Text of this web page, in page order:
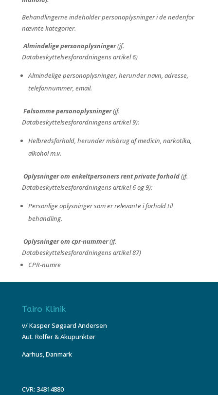
Behandlingerne indeholder personoplysninger i de nedenfor
nævnte kategorier.
Almindelige personoplysninger(jf.
Databeskyttelsesforordningens artikel 6)
Almindelige personoplysninger, herunder navn, adresse,
telefonnummer, email.
Følsomme personoplysninger(jf.
Databeskyttelsesforordningens artikel 9):
Helbredsforhold, herunder misbrug af medicin, narkotika,
alkohol m.v.
Oplysninger om enkeltpersoners rent private forhold(jf.
Databeskyttelsesforordningens artikel 6 og 9):
Personlige oplysninger som er relevante i forhold til
behandling.
Oplysninger om cpr-nummer(jf.
Databeskyttelsesforordningens artikel 87)
CPR-numre
Tairo Klinik
v/ Kasper Søgaard Andersen
Aut. Rolfer & Akupunktør
Aarhus, Danmark
CVR: 34814880